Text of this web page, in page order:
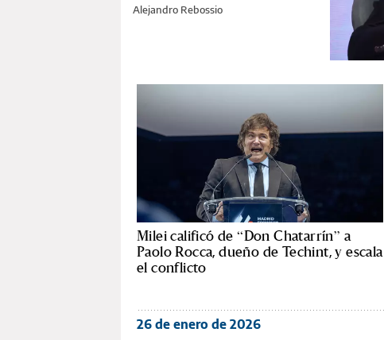
Alejandro Rebossio
Milei calificó de “Don Chatarrín” a
Paolo Rocca, dueño de Techint, y escala
el conflicto
26 de enero de 2026